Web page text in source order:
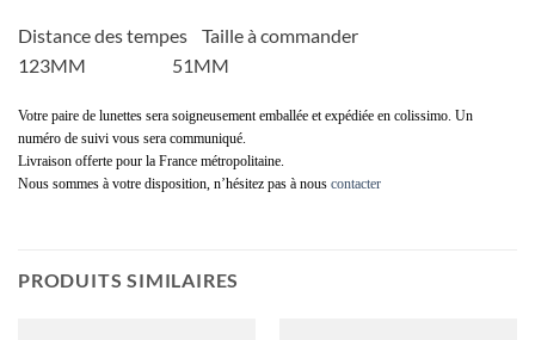
Distance des tempes Taille à commander
123MM 51MM
Votre paire de lunettes sera soigneusement emballée et expédiée en colissimo. Un
numéro de suivi vous sera communiqué.
Livraison offerte pour la France métropolitaine.
Nous sommes à votre disposition, n’hésitez pas à nous contacter
PRODUITS SIMILAIRES